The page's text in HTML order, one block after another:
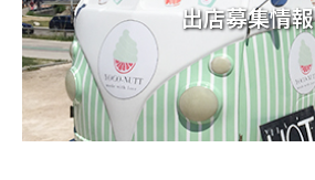
出店募集情報